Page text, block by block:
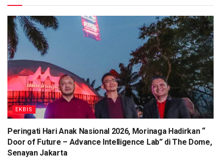
EKBIS
Peringati Hari Anak Nasional 2026, Morinaga Hadirkan “
Door of Future – Advance Intelligence Lab” di The Dome,
Senayan Jakarta